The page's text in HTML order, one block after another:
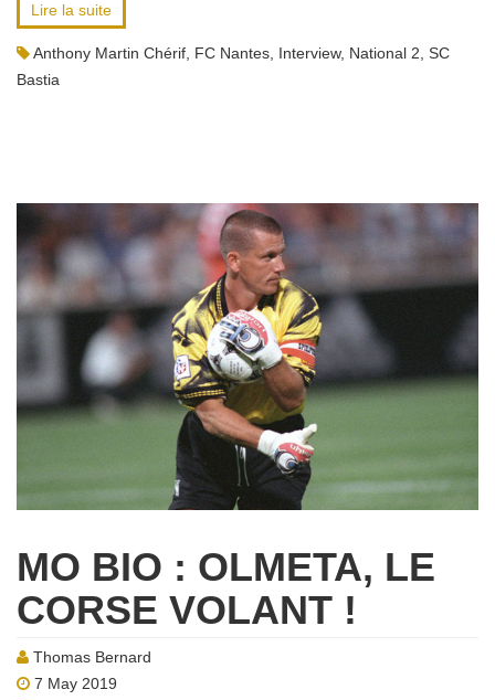
Lire la suite
Anthony Martin Chérif FC Nantes Interview, National 2 SC
Bastia
MO BIO : OLMETA, LE
CORSE VOLANT !
Thomas Bernard
7 May 2019